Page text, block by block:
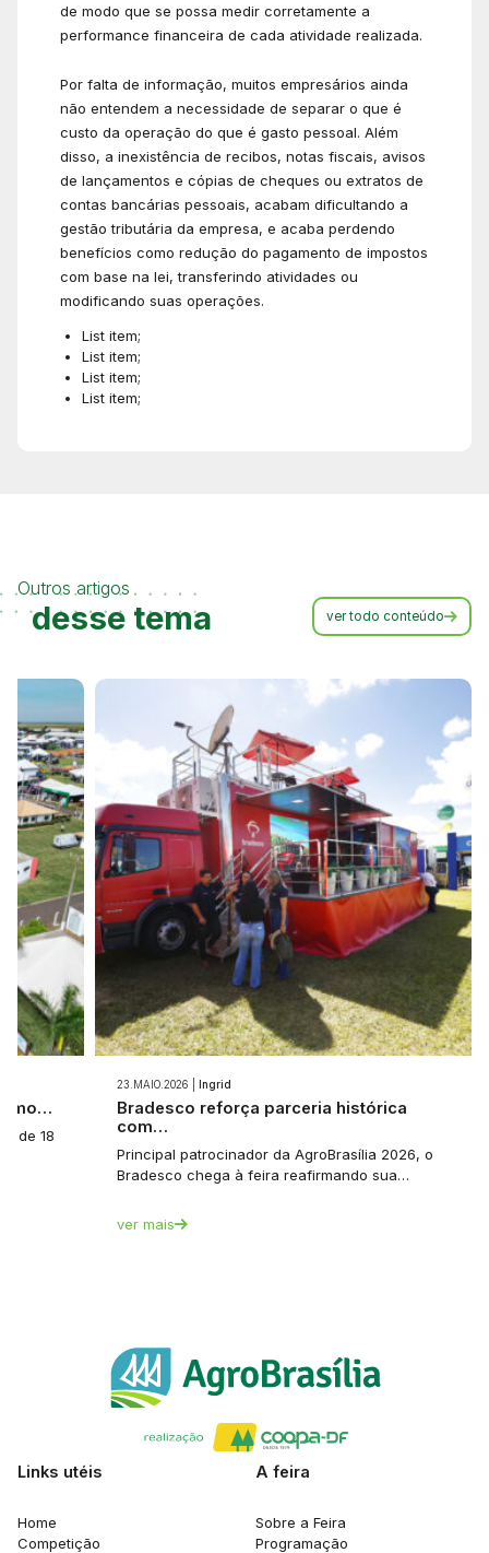
de modo que se possa medir corretamente a
performance financeira de cada atividade realizada.
Por falta de informação, muitos empresários ainda
não entendem a necessidade de separar o que é
custo da operação do que é gasto pessoal. Além
disso, a inexistência de recibos, notas fiscais, avisos
de lançamentos e cópias de cheques ou extratos de
contas bancárias pessoais, acabam dificultando a
gestão tributária da empresa, e acaba perdendo
benefícios como redução do pagamento de impostos
com base na lei, transferindo atividades ou
modificando suas operações.
List item;
List item;
List item;
List item;
Outros artigos
desse tema ver todo conteúdo
de 18
23.MAIO.2026 | Ingrid
Bradesco reforça parceria histórica
com…
Principal patrocinador da AgroBrasília 2026, o
Bradesco chega à feira reafirmando sua…
ver mais
Links utéis
Home
Competição
A feira
Sobre a Feira
Programação